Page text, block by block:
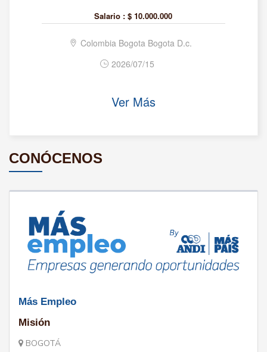
Salario : $ 10.000.000
Colombia Bogota Bogota D.c.
2026/07/15
Ver Más
CONÓCENOS
Más Empleo
Misión
BOGOTÁ